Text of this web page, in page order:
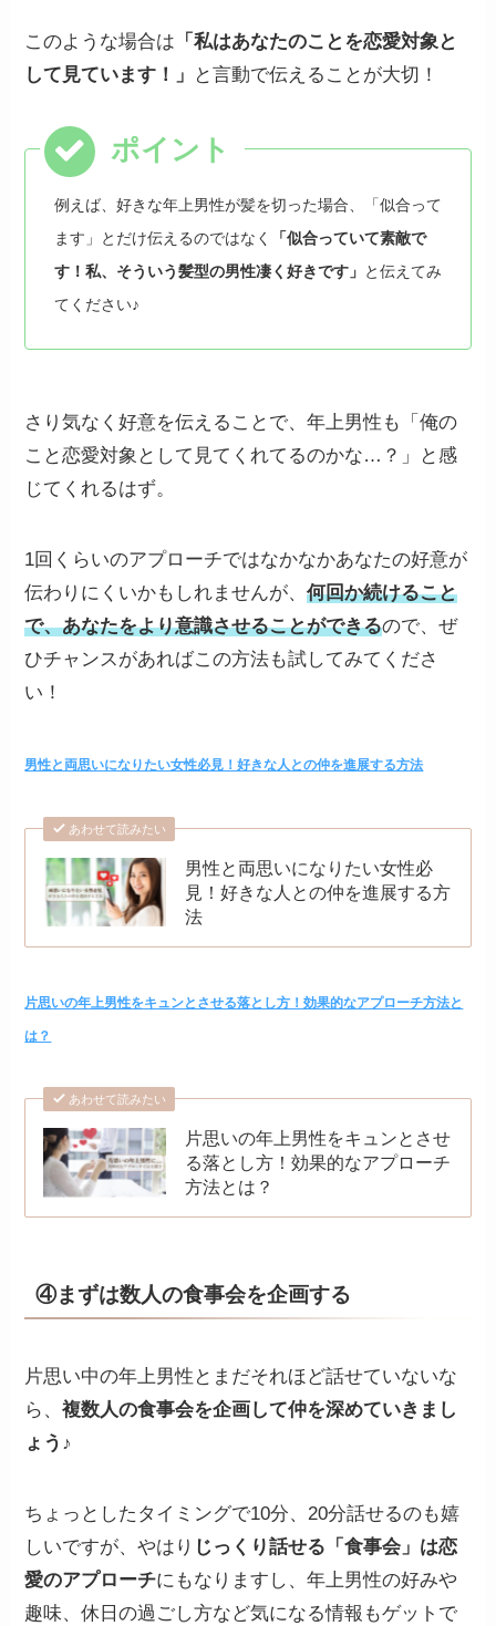
このような場合は 「私はあなたのことを恋愛対象と
して見ています！」
と言動で伝えることが大切！
例えば、好きな年上男性が髪を切った場合、「似合って
ます」とだけ伝えるのではなく
「似合っていて素敵で
す！私、そういう髪型の男性凄く好きです」 と伝えてみ
てください♪
さり気なく好意を伝えることで、年上男性も「俺の
こと恋愛対象として見てくれてるのかな…？」と感
じてくれるはず。
1回くらいのアプローチではなかなかあなたの好意が
伝わりにくいかもしれませんが、何回か続けること
で、あなたをより意識させることができるので、ぜ
ひチャンスがあればこの方法も試してみてくださ
い！
男性と両思いになりたい女性必見！好きな人との仲を進展する方法
あわせて読みたい
男性と両思いになりたい女性必
見！好きな人との仲を進展する方
法
片思いの年上男性をキュンとさせる落とし方！効果的なアプローチ方法と
は？
あわせて読みたい
片思いの年上男性をキュンとさせ
る落とし方！効果的なアプローチ
方法とは？
④まずは数人の食事会を企画する
片思い中の年上男性とまだそれほど話せていないな
ら、複数人の食事会を企画して仲を深めていきまし
ょう♪
ちょっとしたタイミングで10分、20分話せるのも嬉
しいですが、やはり じっくり話せる「食事会」は恋
愛のアプローチにもなりますし、年上男性の好みや
趣味、休日の過ごし方など気になる情報もゲットで